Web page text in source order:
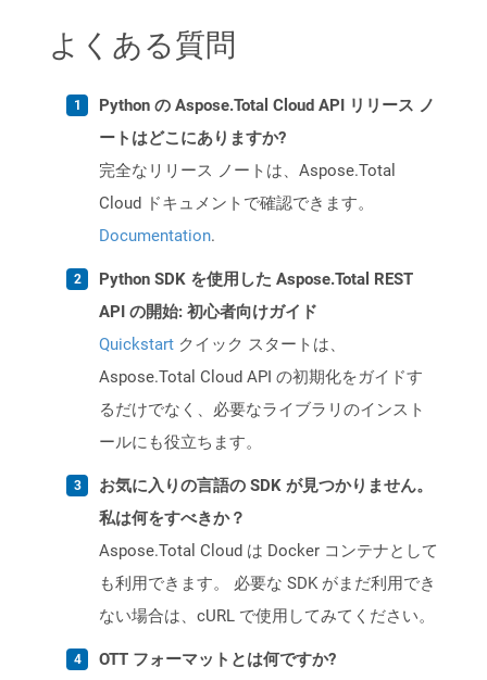
よくある質問
Python の Aspose.Total Cloud API リリース ノ
ートはどこにありますか?
完全なリリース ノートは、Aspose.Total
Cloud ドキュメントで確認できます。
Documentation.
Python SDK を使用した Aspose.Total REST
API の開始: 初心者向けガイド
Quickstart クイック スタートは、
Aspose.Total Cloud API の初期化をガイドす
るだけでなく、必要なライブラリのインスト
ールにも役立ちます。
お気に入りの言語の SDK が見つかりません。
私は何をすべきか？
Aspose.Total Cloud は Docker コンテナとして
も利用できます。 必要な SDK がまだ利用でき
ない場合は、cURL で使用してみてください。
OTT フォーマットとは何ですか?